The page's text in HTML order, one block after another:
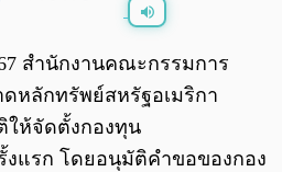
สำนักงานคณะกรรมการ
หลักทรัพย์สหรัฐอเมริกา
ให้จัดตั้งกองทุน
งแรก โดยอนุมัติคำขอของกอง